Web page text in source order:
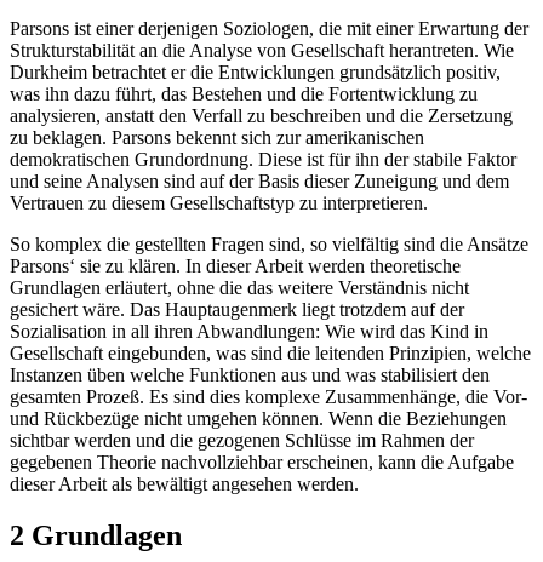
Parsons ist einer derjenigen Soziologen, die mit einer Erwartung der
Strukturstabilität an die Analyse von Gesellschaft herantreten. Wie
Durkheim betrachtet er die Entwicklungen grundsätzlich positiv,
was ihn dazu führt, das Bestehen und die Fortentwicklung zu
analysieren, anstatt den Verfall zu beschreiben und die Zersetzung
zu beklagen. Parsons bekennt sich zur amerikanischen
demokratischen Grundordnung. Diese ist für ihn der stabile Faktor
und seine Analysen sind auf der Basis dieser Zuneigung und dem
Vertrauen zu diesem Gesellschaftstyp zu interpretieren.
So komplex die gestellten Fragen sind, so vielfältig sind die Ansätze
Parsons‘ sie zu klären. In dieser Arbeit werden theoretische
Grundlagen erläutert, ohne die das weitere Verständnis nicht
gesichert wäre. Das Hauptaugenmerk liegt trotzdem auf der
Sozialisation in all ihren Abwandlungen: Wie wird das Kind in
Gesellschaft eingebunden, was sind die leitenden Prinzipien, welche
Instanzen üben welche Funktionen aus und was stabilisiert den
gesamten Prozeß. Es sind dies komplexe Zusammenhänge, die Vor-
und Rückbezüge nicht umgehen können. Wenn die Beziehungen
sichtbar werden und die gezogenen Schlüsse im Rahmen der
gegebenen Theorie nachvollziehbar erscheinen, kann die Aufgabe
dieser Arbeit als bewältigt angesehen werden.
2 Grundlagen